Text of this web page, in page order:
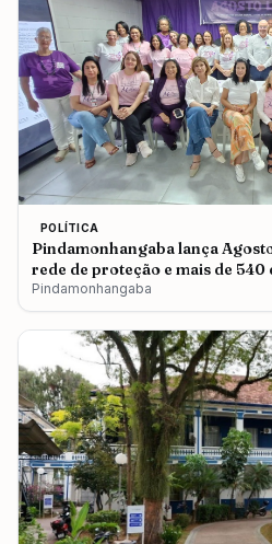
POLÍTICA
Pindamonhangaba lança
rede de proteção e mais de
Pindamonhangaba